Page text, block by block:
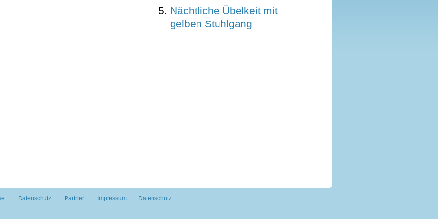
Nächtliche Übelkeit mit
gelben Stuhlgang
Datenschutz Partner Impressum Datenschutz